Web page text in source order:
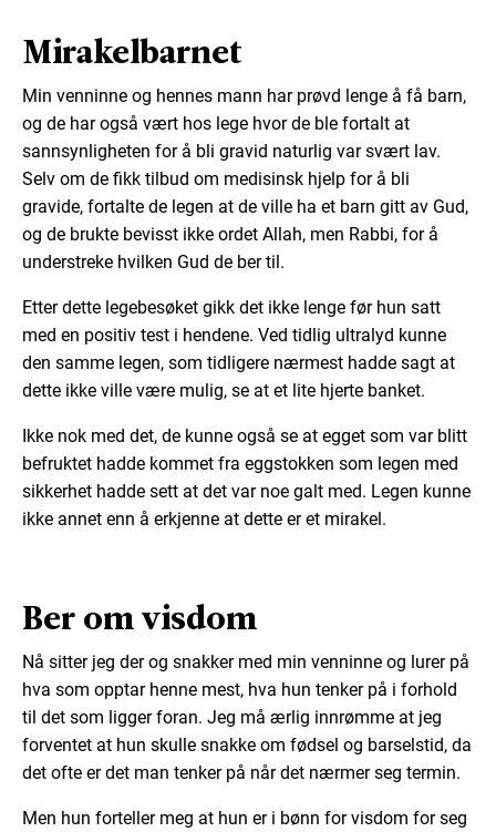
Mirakelbarnet
Min venninne og hennes mann har prøvd lenge å få barn,
og de har også vært hos lege hvor de ble fortalt at
sannsynligheten for å bli gravid naturlig var svært lav.
Selv om de fikk tilbud om medisinsk hjelp for å bli
gravide, fortalte de legen at de ville ha et barn gitt av Gud,
og de brukte bevisst ikke ordet Allah, men Rabbi, for å
understreke hvilken Gud de ber til.
Etter dette legebesøket gikk det ikke lenge før hun satt
med en positiv test i hendene. Ved tidlig ultralyd kunne
den samme legen, som tidligere nærmest hadde sagt at
dette ikke ville være mulig, se at et lite hjerte banket.
Ikke nok med det, de kunne også se at egget som var blitt
befruktet hadde kommet fra eggstokken som legen med
sikkerhet hadde sett at det var noe galt med. Legen kunne
ikke annet enn å erkjenne at dette er et mirakel.
Ber om visdom
Nå sitter jeg der og snakker med min venninne og lurer på
hva som opptar henne mest, hva hun tenker på i forhold
til det som ligger foran. Jeg må ærlig innrømme at jeg
forventet at hun skulle snakke om fødsel og barselstid, da
det ofte er det man tenker på når det nærmer seg termin.
Men hun forteller meg at hun er i bønn for visdom for seg